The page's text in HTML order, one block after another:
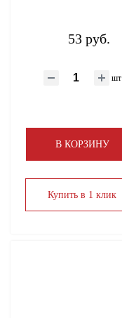
53 руб.
шт
В КОРЗИНУ
Купить в 1 клик